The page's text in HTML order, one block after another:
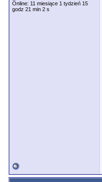
Online: 11 miesiące 1 tydzień 15
godz 21 min 2 s